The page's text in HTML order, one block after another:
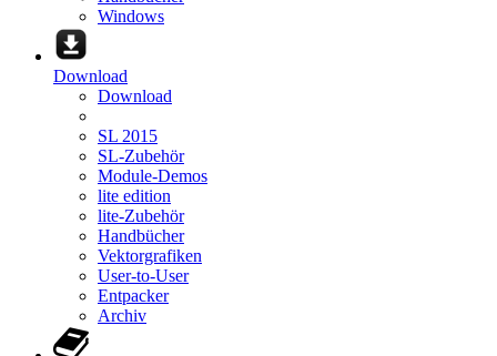
Windows
Download
Download
SL 2015
SL-Zubehör
Module-Demos
lite edition
lite-Zubehör
Handbücher
Vektorgrafiken
User-to-User
Entpacker
Archiv